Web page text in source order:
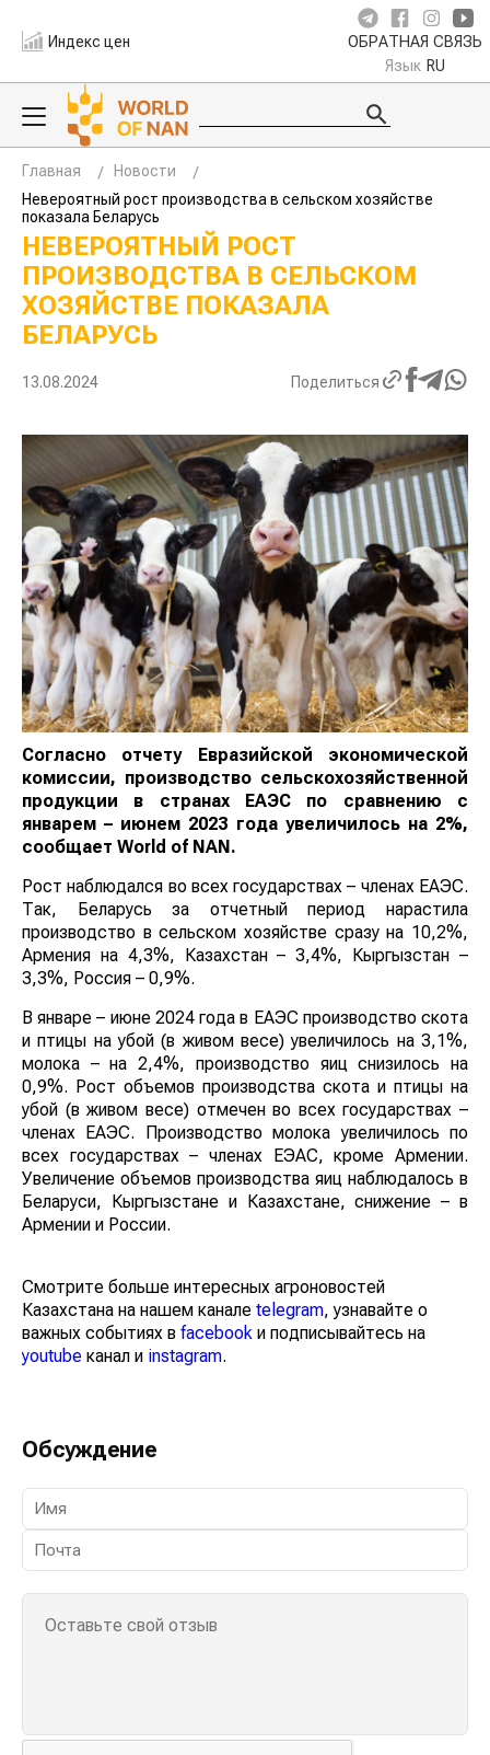
Индекс цен ОБРАТНАЯ СВЯЗЬ
Язык RU
Главная
Новости
Невероятный рост производства в сельском хозяйстве
показала Беларусь
НЕВЕРОЯТНЫЙ РОСТ
ПРОИЗВОДСТВА В СЕЛЬСКОМ
ХОЗЯЙСТВЕ ПОКАЗАЛА
БЕЛАРУСЬ
13.08.2024 Поделиться
Согласно отчету Евразийской экономической
комиссии, производство сельскохозяйственной
продукции в странах ЕАЭС по сравнению с
январем – июнем 2023 года увеличилось на 2%,
сообщает World of NAN.
Рост наблюдался во всех государствах – членах ЕАЭС.
Так, Беларусь за отчетный период нарастила
производство в сельском хозяйстве сразу на 10,2%,
Армения на 4,3%, Казахстан – 3,4%, Кыргызстан –
3,3%, Россия – 0,9%.
В январе – июне 2024 года в ЕАЭС производство скота
и птицы на убой (в живом весе) увеличилось на 3,1%,
молока – на 2,4%, производство яиц снизилось на
0,9%. Рост объемов производства скота и птицы на
убой (в живом весе) отмечен во всех государствах –
членах ЕАЭС. Производство молока увеличилось по
всех государствах – членах ЕЭАС, кроме Армении.
Увеличение объемов производства яиц наблюдалось в
Беларуси, Кыргызстане и Казахстане, снижение – в
Армении и России.
Смотрите больше интересных агроновостей
Казахстана на нашем канале telegram, узнавайте о
важных событиях в facebook и подписывайтесь на
youtube канал и instagram.
Обсуждение